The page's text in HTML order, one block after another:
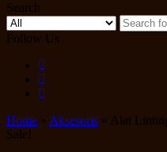
Search
Follow Us
Home » Aksesoris » Alat
Sale!